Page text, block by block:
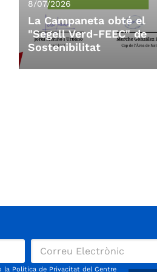
8/07/2026
La Campaneta obté el
"Segell Verd-FEEC" de
Sostenibilitat
l'Ajuntament de Vacarisses,
col·laboració de l'A.E.
VacarissesCorre, ha superat amb
èxit el procés d'avaluació i
la Política de Privacitatdel Centre